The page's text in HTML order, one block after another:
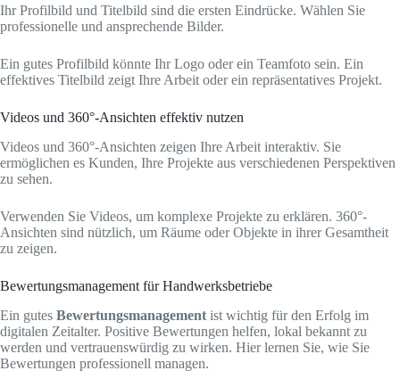
Ihr Profilbild und Titelbild sind die ersten Eindrücke. Wählen Sie
professionelle und ansprechende Bilder.
Ein gutes Profilbild könnte Ihr Logo oder ein Teamfoto sein. Ein
effektives Titelbild zeigt Ihre Arbeit oder ein repräsentatives Projekt.
Videos und 360°-Ansichten effektiv nutzen
Videos und 360°-Ansichten zeigen Ihre Arbeit interaktiv. Sie
ermöglichen es Kunden, Ihre Projekte aus verschiedenen Perspektiven
zu sehen.
Verwenden Sie Videos, um komplexe Projekte zu erklären. 360°-
Ansichten sind nützlich, um Räume oder Objekte in ihrer Gesamtheit
zu zeigen.
Bewertungsmanagement für Handwerksbetriebe
Ein gutes Bewertungsmanagement ist wichtig für den Erfolg im
digitalen Zeitalter. Positive Bewertungen helfen, lokal bekannt zu
werden und vertrauenswürdig zu wirken. Hier lernen Sie, wie Sie
Bewertungen professionell managen.